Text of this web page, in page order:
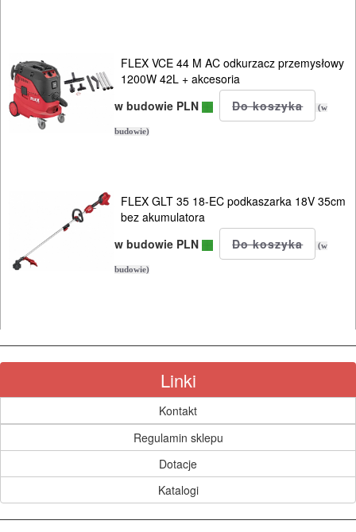
pił
ALLIGATOR
ukośnic
Do
pistoletów
silikonu
Do
Do
FLEX VCE 44 M AC odkurzacz przemysłowy
1200W 42L + akcesoria
w budowie PLN
(w
budowie)
FLEX GLT 35 18-EC podkaszarka 18V 35cm
bez akumulatora
w budowie PLN
(w
budowie)
Linki
Kontakt
Regulamin sklepu
Dotacje
Katalogi